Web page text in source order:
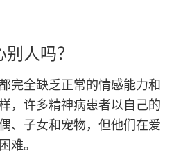
人吗？
完全缺乏正常的情感能力和
，许多精神病患者以自己的
、子女和宠物，但他们在爱
难。